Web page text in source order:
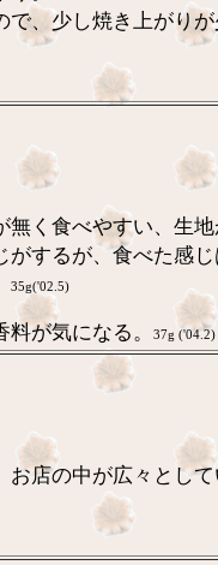
で、少し焼き上がり
無く食べやすい、生
がするが、食べた感
35g('02.5)
が気になる。 37g ('04.2)
お店の中が広々とし